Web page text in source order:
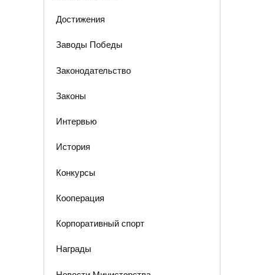
Достижения
Заводы Победы
Законодательство
Законы
Интервью
История
Конкурсы
Кооперация
Корпоративный спорт
Награды